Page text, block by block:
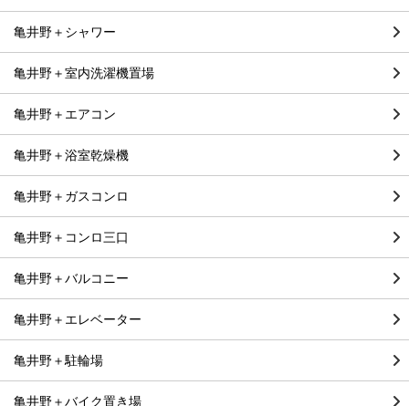
亀井野＋シャワー
亀井野＋室内洗濯機置場
亀井野＋エアコン
亀井野＋浴室乾燥機
亀井野＋ガスコンロ
亀井野＋コンロ三口
亀井野＋バルコニー
亀井野＋エレベーター
亀井野＋駐輪場
亀井野＋バイク置き場